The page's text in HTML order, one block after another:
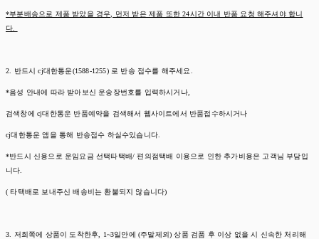
*부분배송으로 제품 받았을 경우, 먼저 받은 제품 또한 24시간 이내 반품 요청 해주셔야 합니
다.
2. 반드시 cj대한통운(1588-1255) 로 반송 접수를 해주세요.
*음성 안내에 따라 받아보신 운송장번호를 입력하시거나,
검색창에 cj대한통운 반품예약을 검색해서 웹사이트에서 반품접수하시거나
cj대한통운 앱을 통해 반송접수 하실수있습니다.
*반드시 신용으로 운임요금 선택타택배/ 편의점택배 이용으로 인한 추가비용은 고객님 부담입
니다.
( 타택배로 보내주신 배송비는 환불되지 않습니다)
3. 저희쪽에 상품이 도착한후, 1~3일안에 (주말제외) 상품 검품 후 이상 없을 시 신속한 처리해